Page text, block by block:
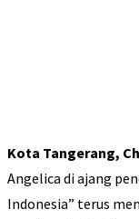
Kota Tangerang,
Angelica di ajang
Indonesia” terus